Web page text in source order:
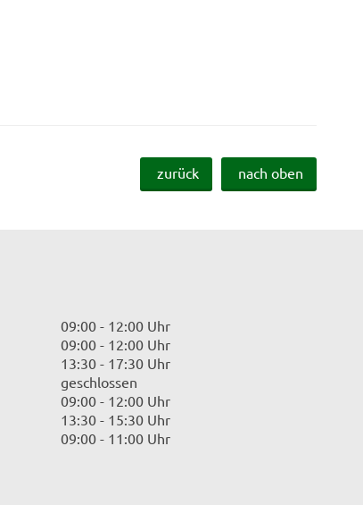
zurück nach oben
09:00 - 12:00 Uhr
09:00 - 12:00 Uhr
13:30 - 17:30 Uhr
geschlossen
09:00 - 12:00 Uhr
13:30 - 15:30 Uhr
09:00 - 11:00 Uhr